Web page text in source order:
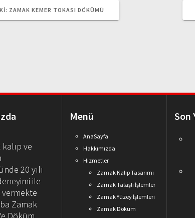
ÖNCEKI
ZAMAK KEMER TOKASI DÖKÜMÜ
ve
20 yılı
ile
vermekte
Zamak
Menü
AnaSayfa
Hakkımızda
Hizmetler
Zamak Kalıp Tasarımı
Zamak Talaşlı İşlemler
Zamak Yüzey İşlemleri
Zamak Döküm
Son